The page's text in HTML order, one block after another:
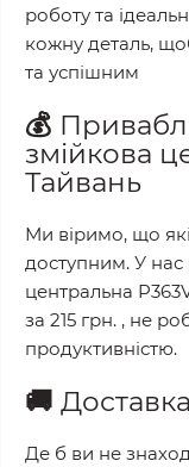
роботу та
кожну деталь,
та успішним
💰
змійкова
Тайвань
Ми віримо, що
доступним. У нас
центральна
за 215 грн. , не
продуктивністю.
🚚
Де б ви не